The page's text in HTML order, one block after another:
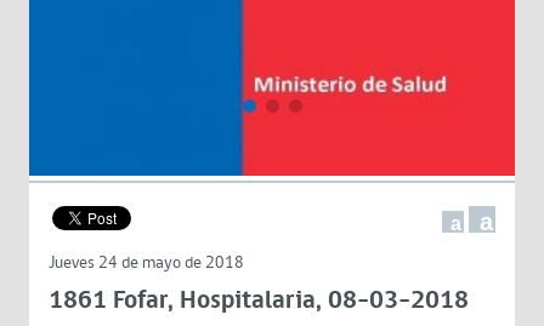
a a
Jueves 24 de mayo de 2018
1861 Fofar, Hospitalaria, 08-03-2018